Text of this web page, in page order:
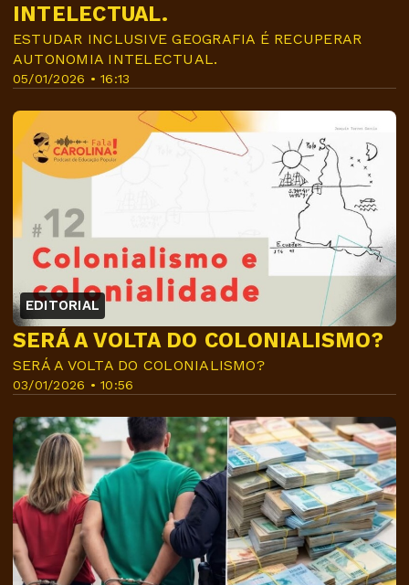
05/01/2026 • 16:13
INTELECTUAL.
ESTUDAR INCLUSIVE GEOGRAFIA É RECUPERAR
AUTONOMIA INTELECTUAL.
EDITORIAL
03/01/2026 • 10:56
SERÁ A VOLTA DO COLONIALISMO?
SERÁ A VOLTA DO COLONIALISMO?